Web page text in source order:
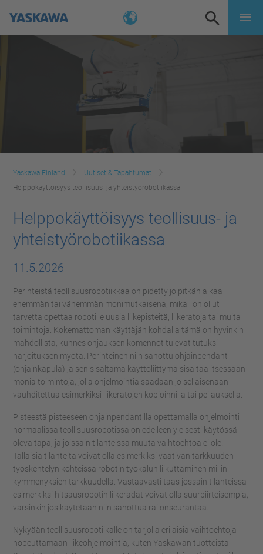
Yaskawa Finland
Uutiset & Tapahtumat
Helppokäyttöisyys teollisuus- ja yhteistyörobotiikassa
Helppokäyttöisyys teollisuus- ja
yhteistyörobotiikassa
11.5.2026
Perinteistä teollisuusrobotiikkaa on pidetty jo pitkän aikaa
enemmän tai vähemmän monimutkaisena, mikäli on ollut
tarvetta opettaa robotille uusia liikepisteitä, liikeratoja tai muita
toimintoja. Kokemattoman käyttäjän kohdalla tämä on hyvinkin
mahdollista, kunnes ohjauksen komennot tulevat tutuksi
harjoituksen myötä. Perinteinen niin sanottu ohjainpendant
(ohjainkapula) ja sen sisältämä käyttöliittymä sisältää itsessään
monia toimintoja, jolla ohjelmointia saadaan jo sellaisenaan
vauhditettua esimerkiksi liikeratojen kopioinnilla tai peilauksella.
Pisteestä pisteeseen ohjainpendantilla opettamalla ohjelmointi
normaalissa teollisuusrobotissa on edelleen yleisesti käytössä
oleva tapa, ja joissain tilanteissa muuta vaihtoehtoa ei ole.
Tällaisia tilanteita voivat olla esimerkiksi vaativan tarkkuuden
työskentelyn kohteissa robotin työkalun liikuttaminen millin
kymmenyksien tarkkuudella. Vastaavasti taas jossain tilanteissa
esimerkiksi hitsausrobotin liikeradat voivat olla suurpiirteisempiä,
varsinkin jos käytetään niin sanottua railonseurantaa.
Nykyään teollisuusrobotiikalle on tarjolla erilaisia vaihtoehtoja
nopeuttamaan liikeohjelmointia, kuten Yaskawan tuotteista